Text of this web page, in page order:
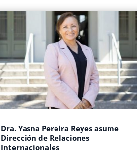
Dra. Yasna Pereira Reyes asume
Dirección de Relaciones
Internacionales